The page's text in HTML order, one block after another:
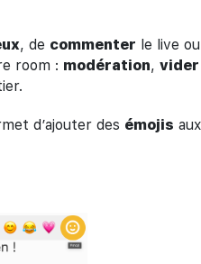
, de commenter le live
room : modération, vider
d’ajouter des émojis aux